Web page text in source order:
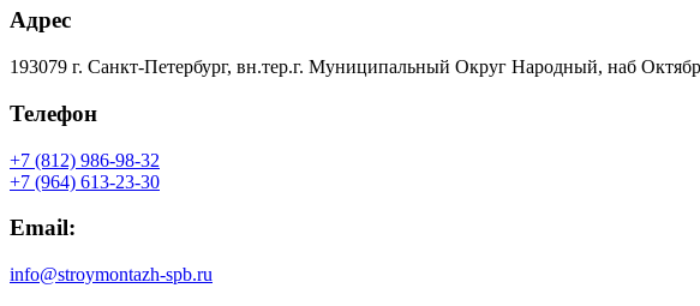
Адрес
193079 г. Санкт-Петербург, вн.тер.г. Муниципальный Округ Народный, наб
Телефон
+7 (812) 986-98-32
+7 (964) 613-23-30
Email:
info@stroymontazh-spb.ru